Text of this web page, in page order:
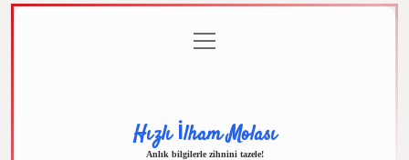
menüyü
aç
Hızlı İlham Molası
Anlık bilgilerle zihnini tazele!